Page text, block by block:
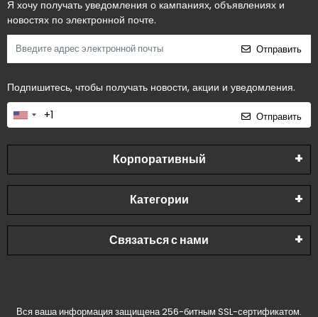
Я хочу получать уведомления о кампаниях, объявлениях и
новостях по электронной почте.
Отправить
Подпишитесь, чтобы получать новости, акции и уведомления.
Отправить
Корпоративный
Категории
Связаться с нами
Вся ваша информация защищена 256-битным SSL-сертификатом.